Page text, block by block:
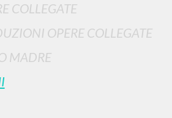
COLLEGATE
OPERE COLLEGATE
MADRE
LINGUA